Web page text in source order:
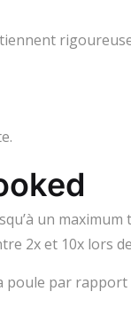
un
2x et 10x lors
poule par rapport